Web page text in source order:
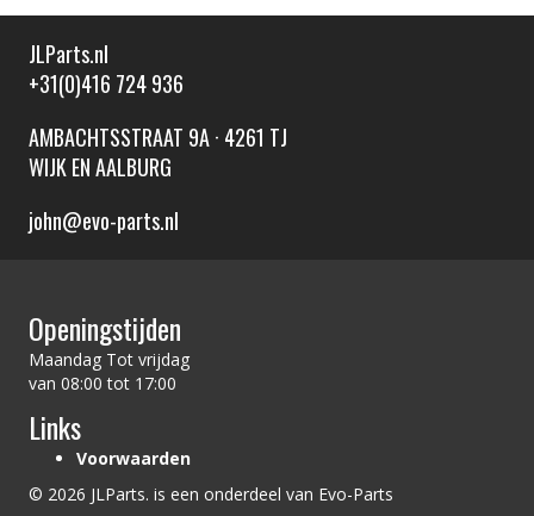
JLParts.nl
+31(0)416 724 936
AMBACHTSSTRAAT 9A · 4261 TJ
WIJK EN AALBURG
john@evo-parts.nl
Openingstijden
Maandag Tot vrijdag
van 08:00 tot 17:00
Links
Voorwaarden
© 2026 JLParts. is een onderdeel van Evo-Parts